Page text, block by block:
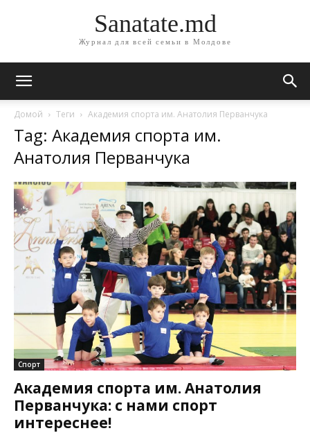
Sanatate.md
Журнал для всей семьи в Молдове
Домой Теги Академия спорта им. Анатолия Перванчука
Tag: Академия спорта им.
Анатолия Перванчука
Спорт
Академия спорта им. Анатолия
Перванчука: с нами спорт
интереснее!